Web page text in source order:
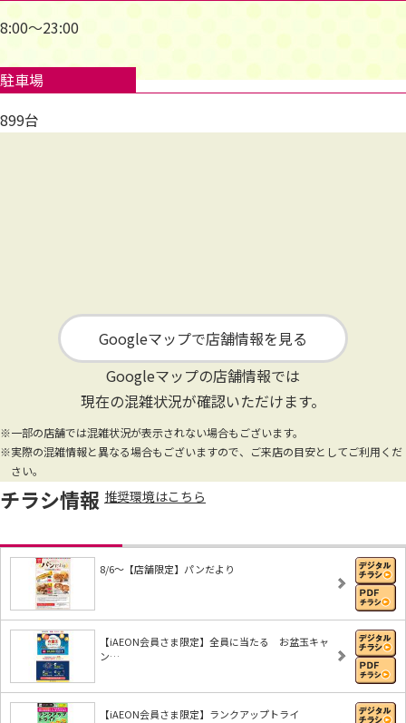
8:00～23:00
駐車場
899台
Googleマップで店舗情報を見る
Googleマップの店舗情報では
現在の混雑状況が確認いただけます。
※一部の店舗では混雑状況が表示されない場合もございます。
※実際の混雑情報と異なる場合もございますので、ご来店の目安としてご利用くだ
さい。
チラシ情報 推奨環境はこちら
8/6～【店舗限定】パンだより
【iAEON会員さま限定】全員に当たる お盆玉キャ
ン…
【iAEON会員さま限定】ランクアップトライ